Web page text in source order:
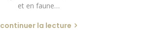
et en faune…
continuer la lecture